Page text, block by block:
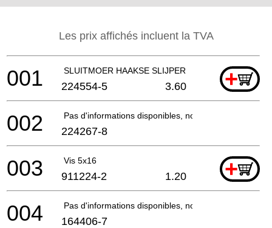
Les prix affichés incluent la TVA
SLUITMOER HAAKSE SLIJPER +
001 224554-5 3.60
Pas d'informations disponibles, non commandable
002 224267-8
Vis 5x16 +
003 911224-2 1.20
Pas d'informations disponibles, non commandable
004 164406-7